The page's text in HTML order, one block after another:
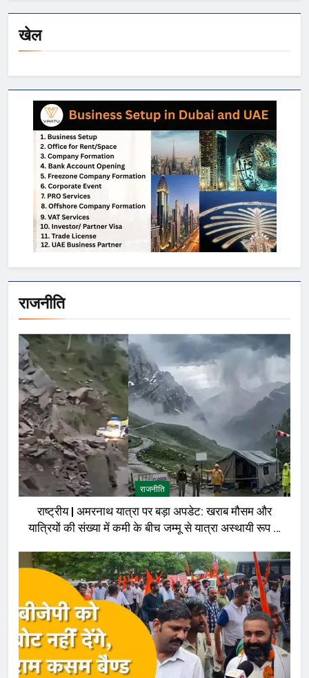
खेल
राजनीति
राजनीति
राष्ट्रीय | अमरनाथ यात्रा पर बड़ा अपडेट: खराब मौसम और
यात्रियों की संख्या में कमी के बीच जम्मू से यात्रा अस्थायी रूप से